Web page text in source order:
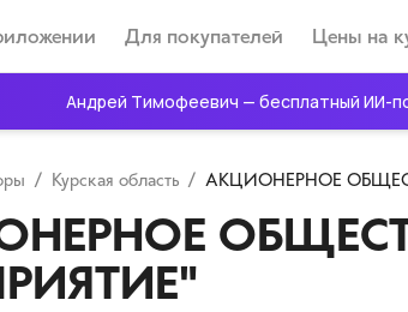
Андрей Тимофеевич — бесплатный ИИ-
Для покупателей Цены на
/ Курская область / АКЦИОНЕРНОЕ